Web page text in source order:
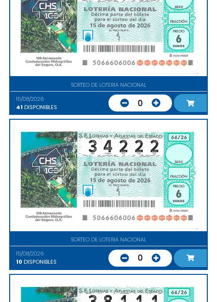
SORTEO DE LOTERIA NACIONAL
15/08/2026
41 DISPONIBLES 0
SORTEO DE LOTERIA NACIONAL
15/08/2026
10 DISPONIBLES 0